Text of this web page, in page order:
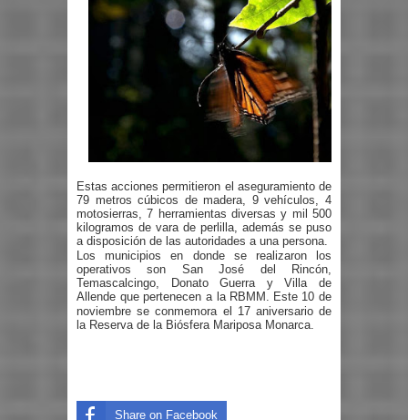
Estas acciones permitieron el aseguramiento de
79 metros cúbicos de madera, 9 vehículos, 4
motosierras, 7 herramientas diversas y mil 500
kilogramos de vara de perlilla, además se puso
a disposición de las autoridades a una persona.
Los municipios en donde se realizaron los
operativos son San José del Rincón,
Temascalcingo, Donato Guerra y Villa de
Allende que pertenecen a la RBMM.
Este 10 de
noviembre se conmemora el 17 aniversario de
la Reserva de la Biósfera Mariposa Monarca.
Share on Facebook